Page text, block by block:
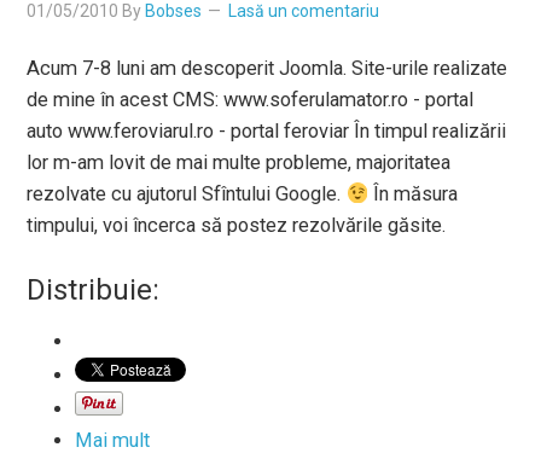
01/05/2010 By Bobses Lasă un comentariu
Acum 7-8 luni am descoperit Joomla. Site-urile realizate
de mine în acest CMS: www.soferulamator.ro - portal
auto www.feroviarul.ro - portal feroviar În timpul realizării
lor m-am lovit de mai multe probleme, majoritatea
rezolvate cu ajutorul Sfîntului Google.
În măsura
timpului, voi încerca să postez rezolvările găsite.
Distribuie:
Mai mult